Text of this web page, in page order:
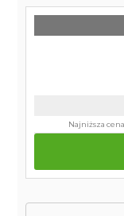
Najniższa